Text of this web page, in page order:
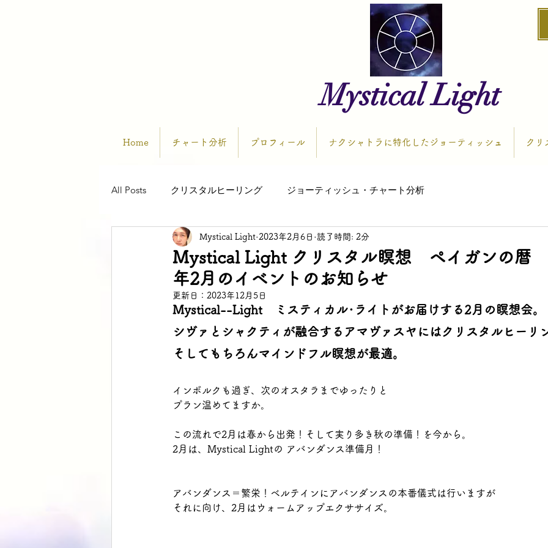
Mystical Light
Home チャート分析 プロフィール ナクシャトラに特化したジョーティッシュ クリ
All Posts クリスタルヒーリング ジョーティッシュ・チャート分析
Mystical Light クリスタル瞑想 ペイガン
年2月のイベントのお知らせ
Mystical Light 2023年2月6日 読了時間: 2分
更新日： 2023年12月5日
Mystical--Light　ミスティカル･ライトがお届けする2月の瞑想会。
シヴァとシャクティが融合するアマヴァスヤにはクリスタルヒーリ
そしてもちろんマインドフル瞑想が最適。
インボルクも過ぎ、次のオスタラまでゆったりと
プラン温めてますか。
この流れで2月は春から出発！そして実り多き秋の準備！を今から。
2月は、Mystical Lightの アバンダンス準備月！
アバンダンス＝繁栄！ベルテインにアバンダンスの本番儀式は行いますが
それに向け、2月はウォームアップエクササイズ。